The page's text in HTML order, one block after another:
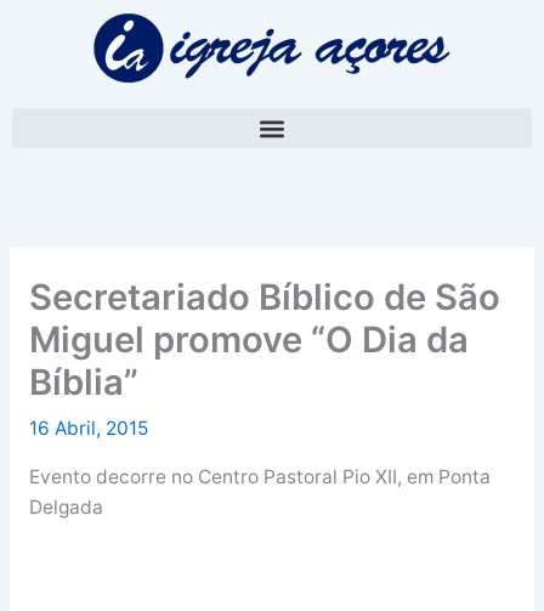
Secretariado Bíblico de São
Miguel promove “O Dia da
Bíblia”
16 Abril, 2015
Evento decorre no Centro Pastoral Pio XII, em Ponta
Delgada